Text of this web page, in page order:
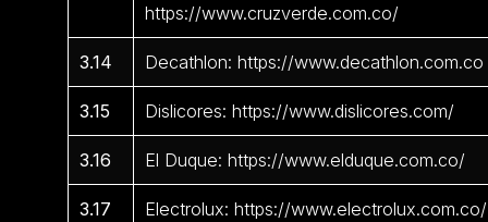
https://www.cruzverde.com.co/
3.14 Decathlon: https://www.decathlon.com.co
3.15 Dislicores: https://www.dislicores.com/
3.16 El Duque: https://www.elduque.com.co/
3.17 Electrolux: https://www.electrolux.com.co/